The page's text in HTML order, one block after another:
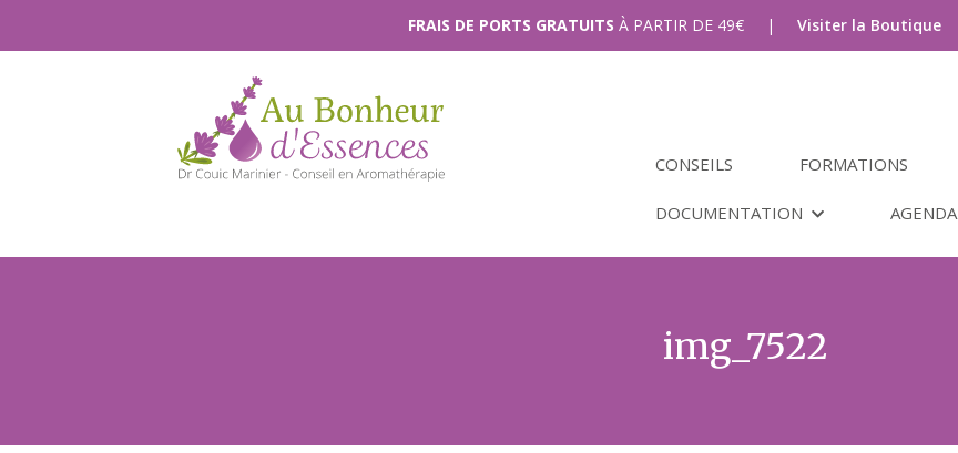
FRAIS DE PORTS GRATUITS À PARTIR DE 49€ | Visiter la Boutique
CONSEILS FORMATIONS
DOCUMENTATION AGENDA
img_7522